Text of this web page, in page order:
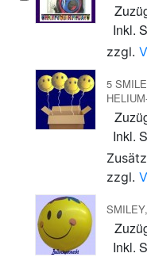
Inkl.
zzgl.
5
Inkl.
zzgl.
Inkl.